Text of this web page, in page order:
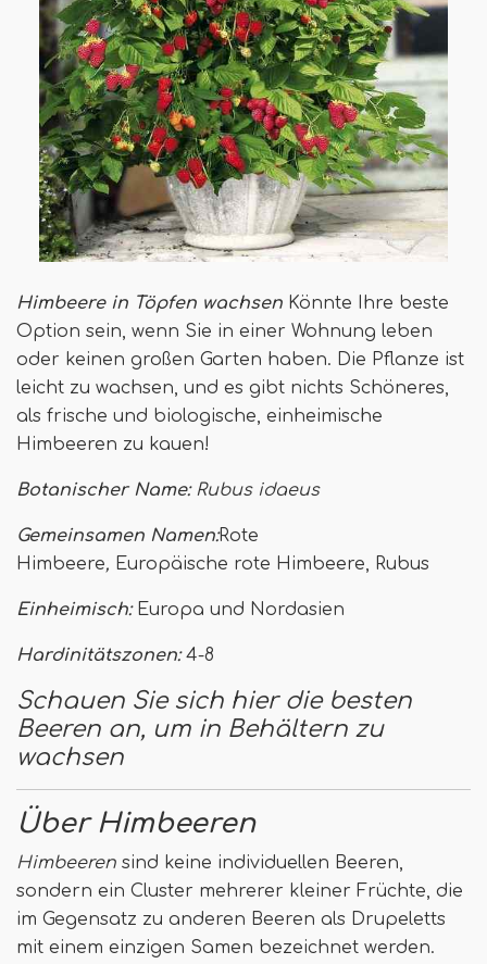
Himbeere in Töpfen wachsen Könnte Ihre beste
Option sein, wenn Sie in einer Wohnung leben
oder keinen großen Garten haben. Die Pflanze ist
leicht zu wachsen, und es gibt nichts Schöneres,
als frische und biologische, einheimische
Himbeeren zu kauen!
Botanischer Name: Rubus idaeus
Gemeinsamen Namen:Rote
Himbeere, Europäische rote Himbeere, Rubus
Einheimisch:Europa und Nordasien
Hardinitätszonen:4-8
Schauen Sie sich hier die besten
Beeren an, um in Behältern zu
wachsen
Über Himbeeren
Himbeeren sind keine individuellen Beeren,
sondern ein Cluster mehrerer kleiner Früchte, die
im Gegensatz zu anderen Beeren als Drupeletts
mit einem einzigen Samen bezeichnet werden.